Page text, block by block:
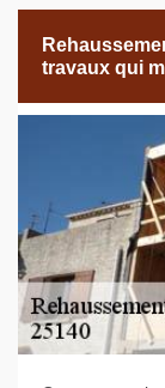
travaux qui